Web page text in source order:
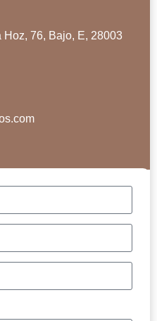
76, Bajo, E, 28003